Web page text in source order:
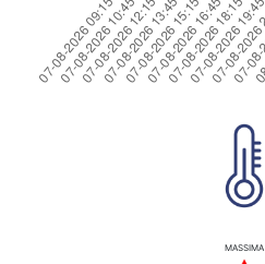
MASSIMA